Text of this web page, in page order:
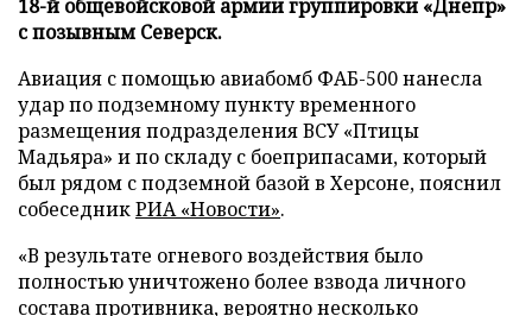
18-й общевойсковой армии группировки «Днепр»
с позывным Северск.
Авиация с помощью авиабомб ФАБ-500 нанесла
удар по подземному пункту временного
размещения подразделения ВСУ «Птицы
Мадьяра» и по складу с боеприпасами, который
был рядом с подземной базой в Херсоне, пояснил
собеседникРИА «Новости».
«В результате огневого воздействия было
полностью уничтожено более взвода личного
состава противника, вероятно несколько